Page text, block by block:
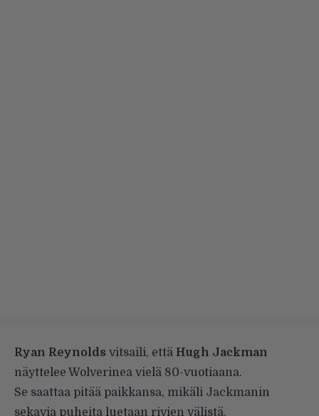
Ryan Reynolds vitsaili, että Hugh Jackman
näyttelee Wolverinea vielä 80-vuotiaana.
Se saattaa pitää paikkansa, mikäli Jackmanin
sekavia puheita luetaan rivien välistä.